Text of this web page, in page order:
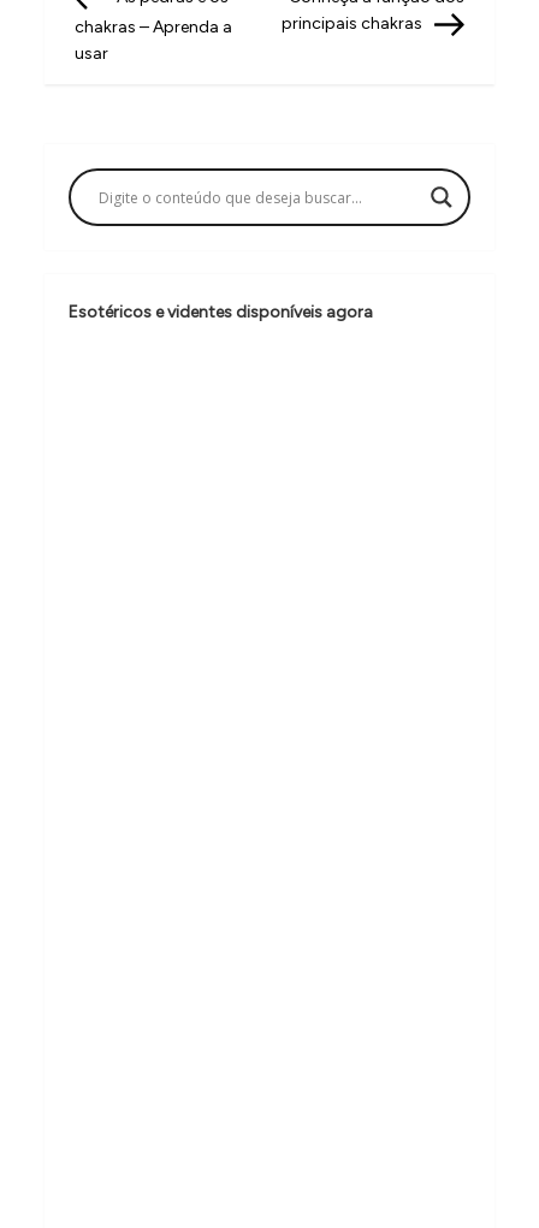
a
v
a
ç
o
d
chakras – Aprenda a
usar
principais chakras
Esotéricos e videntes disponíveis agora